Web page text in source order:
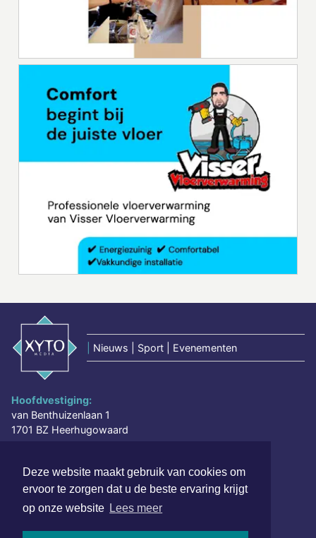
Deze website maakt gebruik van cookies om
ervoor te zorgen dat u de beste ervaring krijgt
op onze website Lees meer
Nieuws | Sport | Evenementen
Hoofdvestiging:
van Benthuizenlaan 1
1701 BZ Heerhugowaard
redactie@xyto.nl
www.xyto.nl